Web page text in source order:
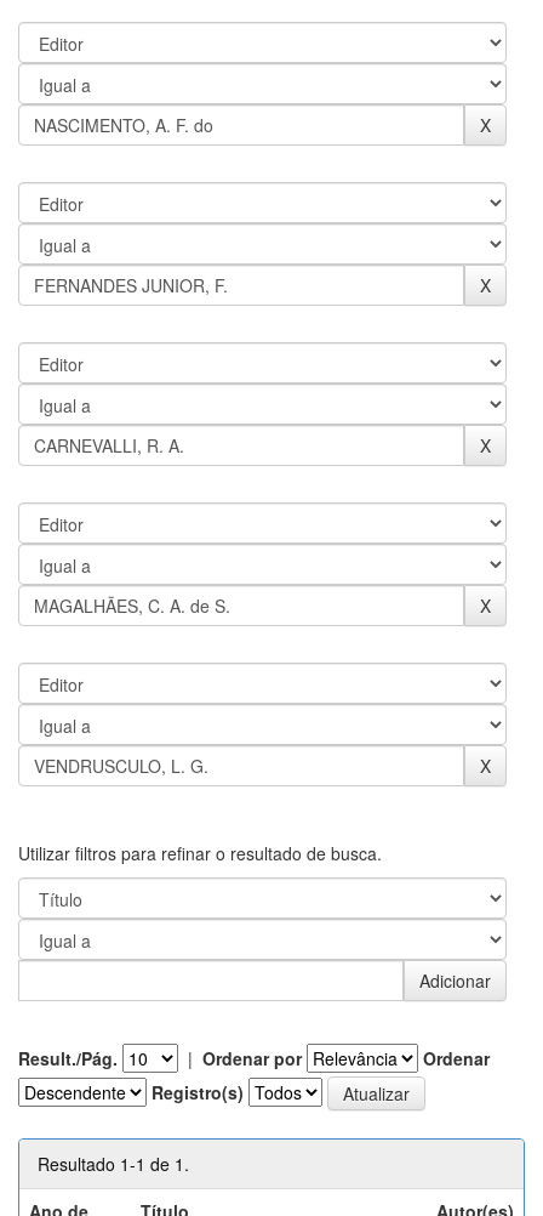
Utilizar filtros para refinar o resultado de busca.
Result./Pág. | Ordenar por
Ordenar
Registro(s)
Resultado 1-1 de 1.
Ano de
Título Autor(es)